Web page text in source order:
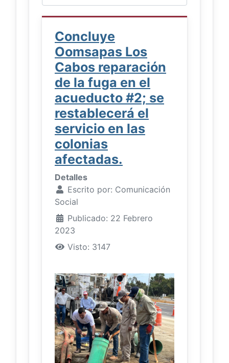
Concluye
Oomsapas Los
Cabos reparación
de la fuga en el
acueducto #2; se
restablecerá el
servicio en las
colonias
afectadas.
Detalles
Escrito por: Comunicación
Social
Publicado: 22 Febrero
2023
Visto: 3147